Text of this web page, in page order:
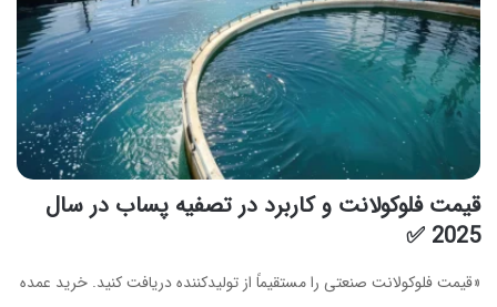
قیمت فلوکولانت و کاربرد در تصفیه پساب در سال
2025 ✅
«قیمت فلوکولانت صنعتی را مستقیماً از تولیدکننده دریافت کنید. خرید عمده